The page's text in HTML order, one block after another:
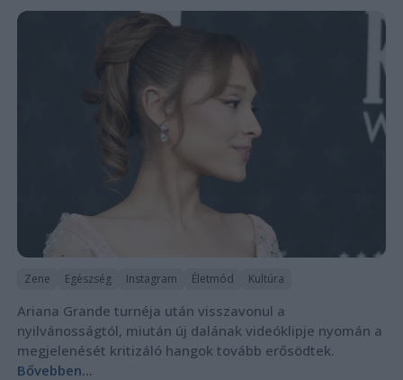
Zene Egészség Instagram Életmód Kultúra
Ariana Grande turnéja után visszavonul a
nyilvánosságtól, miután új dalának videóklipje nyomán a
megjelenését kritizáló hangok tovább erősödtek.
Bővebben...